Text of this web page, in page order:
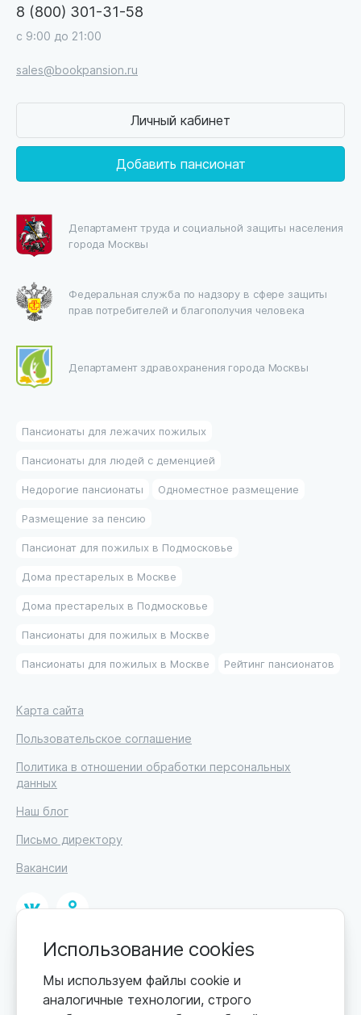
8 (800) 301-31-58
с 9:00 до 21:00
sales@bookpansion.ru
Личный кабинет
Добавить пансионат
Департамент труда и социальной защиты населения
города Москвы
Федеральная служба по надзору в сфере защиты
прав потребителей и благополучия человека
Департамент здравохранения города Москвы
Пансионаты для лежачих пожилых
Пансионаты для людей с деменцией
Недорогие пансионаты Одноместное размещение
Размещение за пенсию
Пансионат для пожилых в Подмосковье
Дома престарелых в Москве
Дома престарелых в Подмосковье
Пансионаты для пожилых в Москве
Пансионаты для пожилых в Москве Рейтинг пансионатов
Карта сайта
Пользовательское соглашение
Политика в отношении обработки персональных
данных
Наш блог
Письмо директору
Вакансии
© 2026. Москва, ул. Кржижановского, 29, корп. 1.
ИП Высоцкий Дмитрий Петрович, ИНН 233610721148
Цены обновляются по мере поступления новой
Использование cookies
Мы используем файлы cookie и
аналогичные технологии, строго